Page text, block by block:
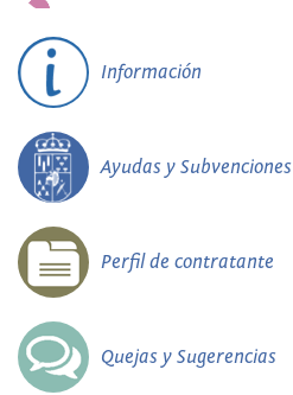
Información
Ayudas y Subvenciones
Perfil de contratante
Quejas y Sugerencias